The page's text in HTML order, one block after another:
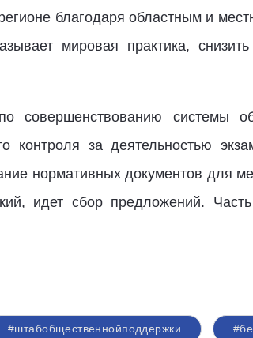
благодаря областным и
мировая практика,
совершенствованию системы
контроля за деятельностью
нормативных документов для
идет сбор предложений.
#штабобщественнойподдержки